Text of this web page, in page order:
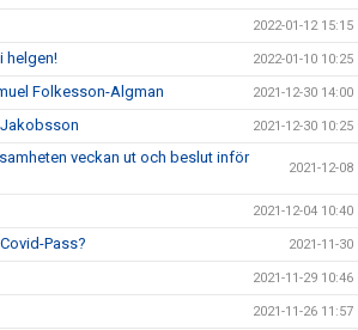
2022-01-12 15:15
helgen! 2022-01-10 10:25
Folkesson-Algman 2021-12-30 14:00
2021-12-30 10:25
veckan ut och beslut inför
2021-12-08
2021-12-04 10:40
Pass? 2021-11-30
2021-11-29 10:46
2021-11-26 11:57